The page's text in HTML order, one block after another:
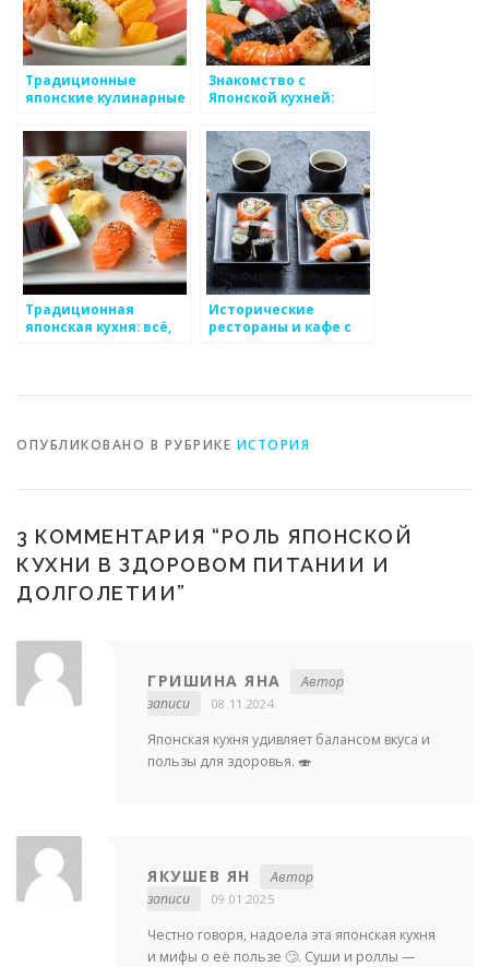
Традиционные
японские кулинарные
Знакомство с
Японской кухней:
традиций и
инноваций
Традиционная
японская кухня: всё,
Исторические
рестораны и кафе с
ОПУБЛИКОВАНО В РУБРИКЕ ИСТОРИЯ
3 КОММЕНТАРИЯ “РОЛЬ ЯПОНСКОЙ
КУХНИ В ЗДОРОВОМ ПИТАНИИ И
ДОЛГОЛЕТИИ”
ГРИШИНА ЯНА
Автор
записи
08.11.2024
Японская кухня удивляет балансом вкуса и
пользы для здоровья. 🍣
ЯКУШЕВ ЯН
Автор
записи
09.01.2025
Честно говоря, надоела эта японская кухня
и мифы о её пользе 🙄. Суши и роллы —